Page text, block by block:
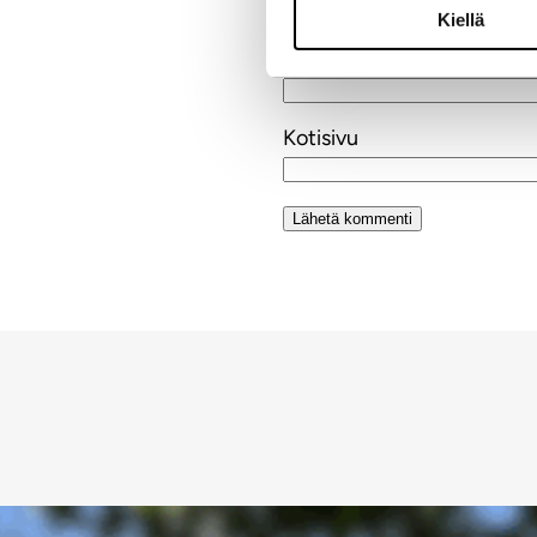
Kiellä
Sähköpostiosoite
Kotisivu